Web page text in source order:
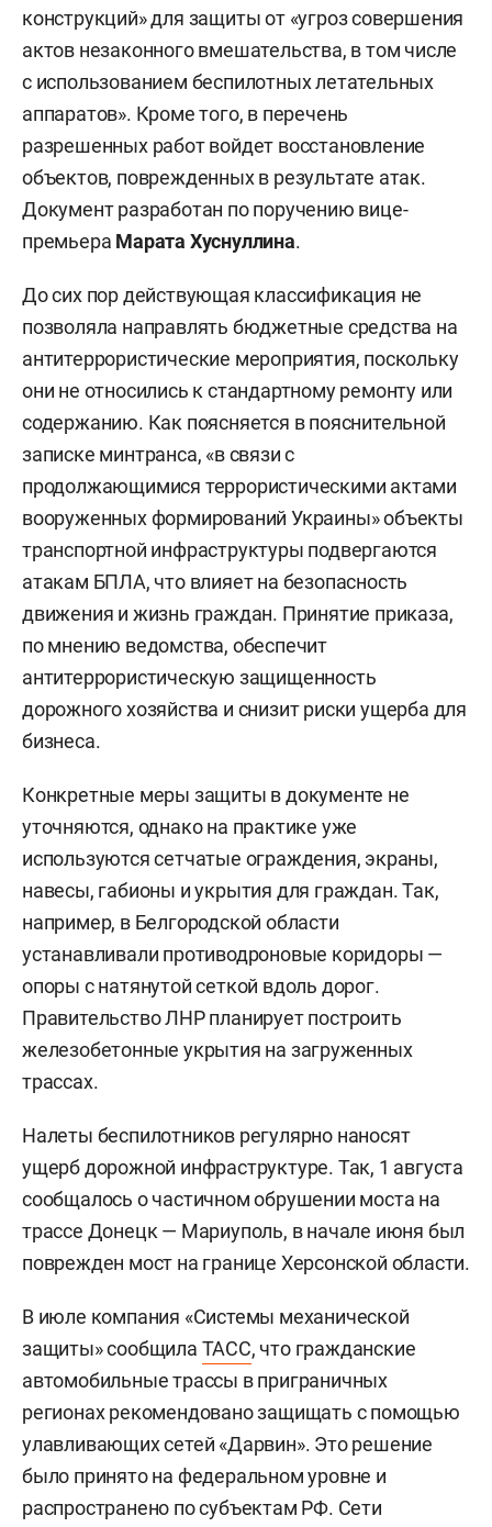
конструкций» для защиты от «угроз совершения
актов незаконного вмешательства, в том числе
с использованием беспилотных летательных
аппаратов». Кроме того, в перечень
разрешенных работ войдет восстановление
объектов, поврежденных в результате атак.
Документ разработан по поручению вице-
премьера Марата Хуснуллина.
До сих пор действующая классификация не
позволяла направлять бюджетные средства на
антитеррористические мероприятия, поскольку
они не относились к стандартному ремонту или
содержанию. Как поясняется в пояснительной
записке минтранса, «в связи с
продолжающимися террористическими актами
вооруженных формирований Украины» объекты
транспортной инфраструктуры подвергаются
атакам БПЛА, что влияет на безопасность
движения и жизнь граждан. Принятие приказа,
по мнению ведомства, обеспечит
антитеррористическую защищенность
дорожного хозяйства и снизит риски ущерба для
бизнеса.
Конкретные меры защиты в документе не
уточняются, однако на практике уже
используются сетчатые ограждения, экраны,
навесы, габионы и укрытия для граждан. Так,
например, в Белгородской области
устанавливали противодроновые коридоры —
опоры с натянутой сеткой вдоль дорог.
Правительство ЛНР планирует построить
железобетонные укрытия на загруженных
трассах.
Налеты беспилотников регулярно наносят
ущерб дорожной инфраструктуре. Так, 1 августа
сообщалось о частичном обрушении моста на
трассе Донецк — Мариуполь, в начале июня был
поврежден мост на границе Херсонской области.
В июле компания «Системы механической
защиты» сообщила ТАСС, что гражданские
автомобильные трассы в приграничных
регионах рекомендовано защищать с помощью
улавливающих сетей «Дарвин». Это решение
было принято на федеральном уровне и
распространено по субъектам РФ. Сети